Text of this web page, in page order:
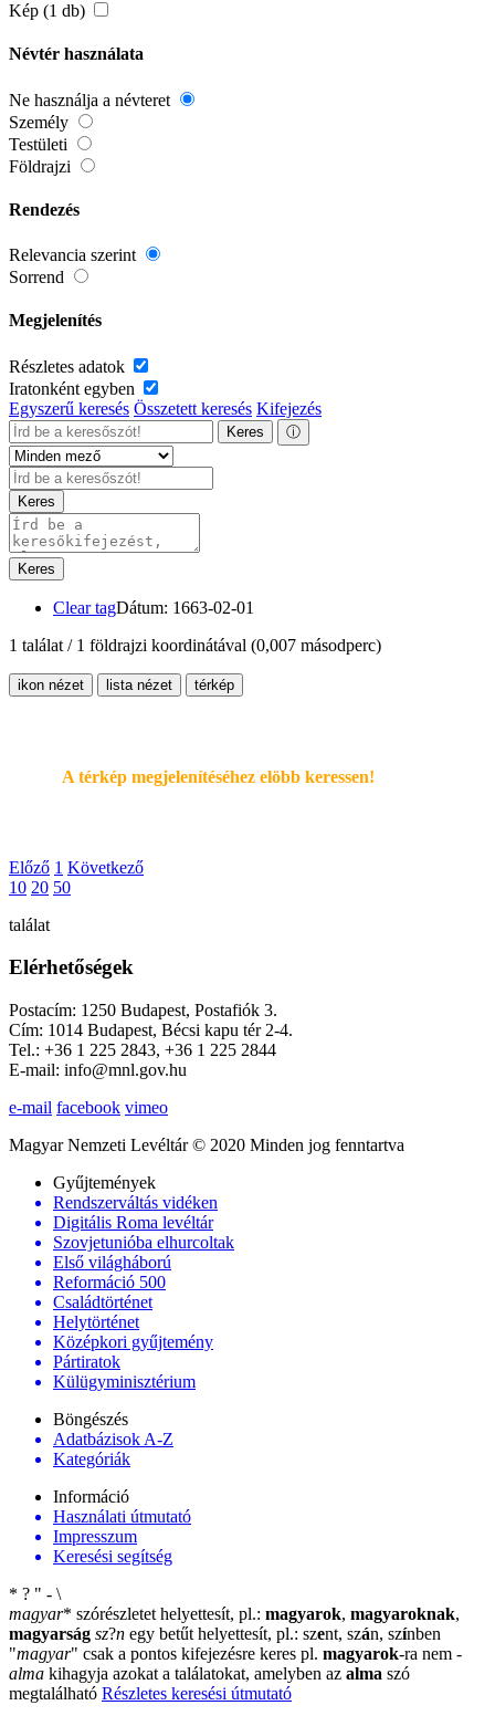
Kép (1 db)
Névtér használata
Ne használja a névteret
Személy
Testületi
Földrajzi
Rendezés
Relevancia szerint
Sorrend
Megjelenítés
Részletes adatok
Iratonként egyben
Egyszerű keresés Összetett keresés Kifejezés
Keres ⓘ
Keres
Keres
Clear tagDátum: 1663-02-01
1 találat / 1 földrajzi koordinátával (0,007 másodperc)
ikon nézet lista nézet térkép
A térkép megjelenítéséhez elöbb keressen!
Előző 1 Következő
10 20 50
találat
Elérhetőségek
Postacím: 1250 Budapest, Postafiók 3.
Cím: 1014 Budapest, Bécsi kapu tér 2-4.
Tel.: +36 1 225 2843, +36 1 225 2844
E-mail: info@mnl.gov.hu
e-mail facebook vimeo
Magyar Nemzeti Levéltár © 2020 Minden jog fenntartva
Gyűjtemények
Rendszerváltás vidéken
Digitális Roma levéltár
Szovjetunióba elhurcoltak
Első világháború
Reformáció 500
Családtörténet
Helytörténet
Középkori gyűjtemény
Pártiratok
Külügyminisztérium
Böngészés
Adatbázisok A-Z
Kategóriák
Információ
Használati útmutató
Impresszum
Keresési segítség
* ? " - \
magyar* szórészletet helyettesít, pl.: magyarok, magyaroknak,
magyarság sz?n egy betűt helyettesít, pl.: szent, szán, színben
"magyar" csak a pontos kifejezésre keres pl. magyarok-ra nem -
alma kihagyja azokat a találatokat, amelyben az alma szó
megtalálható Részletes keresési útmutató